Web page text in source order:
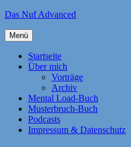
Zum
springen
Das Nuf Advanced
Menü
Startseite
Über mich
Vorträge
Archiv
Mental Load-Buch
Musterbruch-Buch
Podcasts
Impressum & Datenschutz